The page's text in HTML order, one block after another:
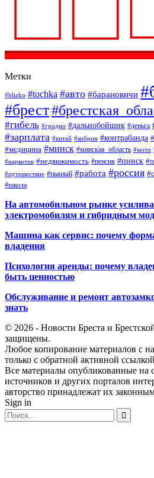
Метки
#blizko #tochka #авто #барановичи
#брест
#гибель #гродно #дальнобойщик #деньга
#зарплата #китай #кобрин #контрабанда
#медицина #минск #минская_область #мото
#наркотик #недвижимость #пенсия #пинск
#путешествие #пьяный #работа #россия
#школа
На автомобильном рынке
электромобилям и гибридным
Машина как сервис: почему
владения
Психология аренды: почему
быть ценностью
Обслуживание и ремонт
знать
© 2026 - Новости Бреста и
защищены.
Любое копирование материалов с
только с обратной активной
Все материалы опубликованные на
источников и других порталов
авторство принадлежат их
Sign in